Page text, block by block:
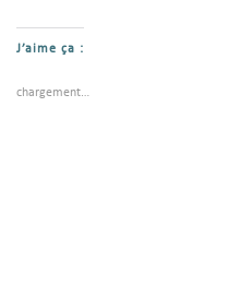
J’aime ça :
chargement…